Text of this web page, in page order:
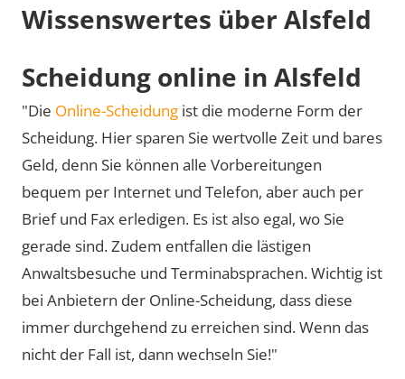
Wissenswertes über Alsfeld
Scheidung online in Alsfeld
"Die Online-Scheidung ist die moderne Form der
Scheidung. Hier sparen Sie wertvolle Zeit und bares
Geld, denn Sie können alle Vorbereitungen
bequem per Internet und Telefon, aber auch per
Brief und Fax erledigen. Es ist also egal, wo Sie
gerade sind. Zudem entfallen die lästigen
Anwaltsbesuche und Terminabsprachen. Wichtig ist
bei Anbietern der Online-Scheidung, dass diese
immer durchgehend zu erreichen sind. Wenn das
nicht der Fall ist, dann wechseln Sie!"